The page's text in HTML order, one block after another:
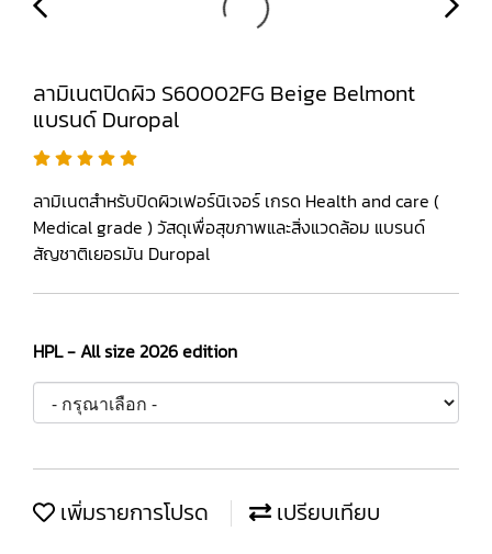
ลามิเนตปิดผิว S60002FG Beige Belmont
แบรนด์ Duropal
ลามิเนตสำหรับปิดผิวเฟอร์นิเจอร์ เกรด Health and care (
Medical grade ) วัสดุเพื่อสุขภาพและสิ่งแวดล้อม แบรนด์
สัญชาติเยอรมัน Duropal
HPL - All size 2026 edition
เพิ่มรายการโปรด เปรียบเทียบ